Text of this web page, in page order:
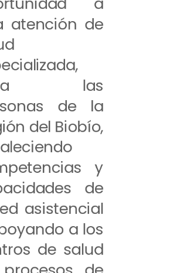
atención de
las
de la
del Biobío,
y
de
asistencial
a los
de salud